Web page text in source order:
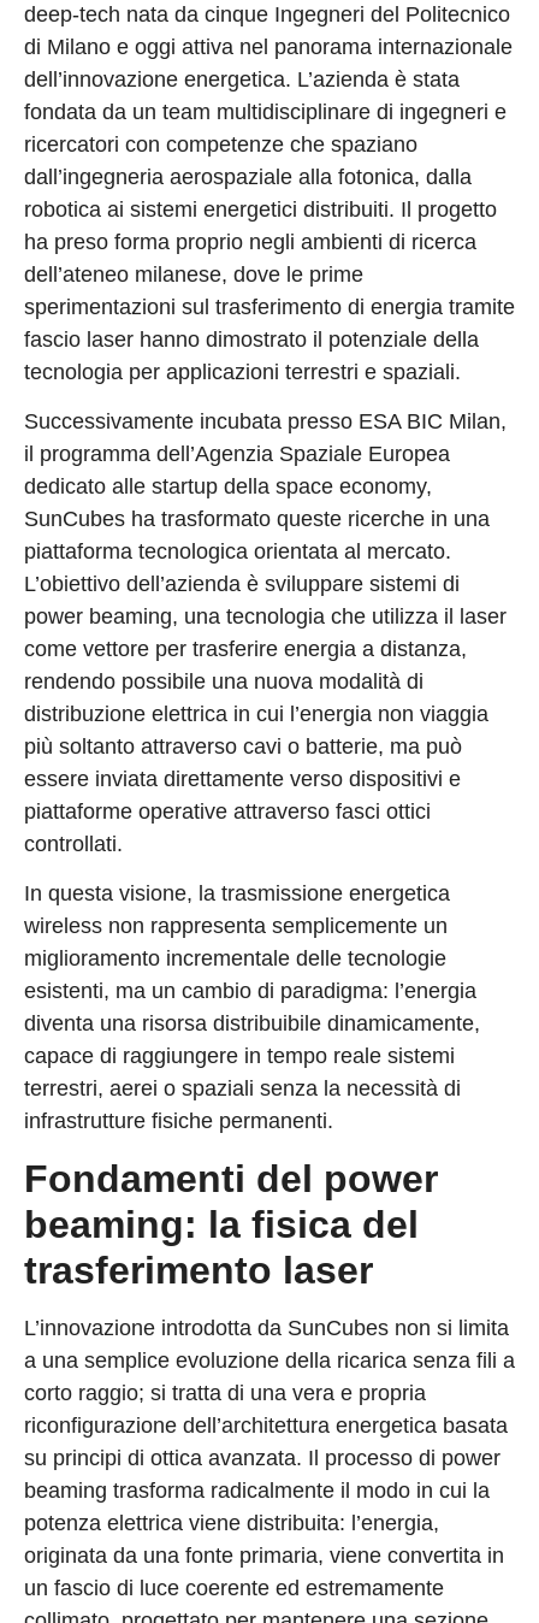
deep-tech nata da cinque Ingegneri del Politecnico
di Milano e oggi attiva nel panorama internazionale
dell’innovazione energetica. L’azienda è stata
fondata da un team multidisciplinare di ingegneri e
ricercatori con competenze che spaziano
dall’ingegneria aerospaziale alla fotonica, dalla
robotica ai sistemi energetici distribuiti. Il progetto
ha preso forma proprio negli ambienti di ricerca
dell’ateneo milanese, dove le prime
sperimentazioni sul trasferimento di energia tramite
fascio laser hanno dimostrato il potenziale della
tecnologia per applicazioni terrestri e spaziali.
Successivamente incubata presso ESA BIC Milan,
il programma dell’Agenzia Spaziale Europea
dedicato alle startup della space economy,
SunCubes ha trasformato queste ricerche in una
piattaforma tecnologica orientata al mercato.
L’obiettivo dell’azienda è sviluppare sistemi di
power beaming, una tecnologia che utilizza il laser
come vettore per trasferire energia a distanza,
rendendo possibile una nuova modalità di
distribuzione elettrica in cui l’energia non viaggia
più soltanto attraverso cavi o batterie, ma può
essere inviata direttamente verso dispositivi e
piattaforme operative attraverso fasci ottici
controllati.
In questa visione, la trasmissione energetica
wireless non rappresenta semplicemente un
miglioramento incrementale delle tecnologie
esistenti, ma un cambio di paradigma: l’energia
diventa una risorsa distribuibile dinamicamente,
capace di raggiungere in tempo reale sistemi
terrestri, aerei o spaziali senza la necessità di
infrastrutture fisiche permanenti.
Fondamenti del power
beaming: la fisica del
trasferimento laser
L’innovazione introdotta da SunCubes non si limita
a una semplice evoluzione della ricarica senza fili a
corto raggio; si tratta di una vera e propria
riconfigurazione dell’architettura energetica basata
su principi di ottica avanzata. Il processo di power
beaming trasforma radicalmente il modo in cui la
potenza elettrica viene distribuita: l’energia,
originata da una fonte primaria, viene convertita in
un fascio di luce coerente ed estremamente